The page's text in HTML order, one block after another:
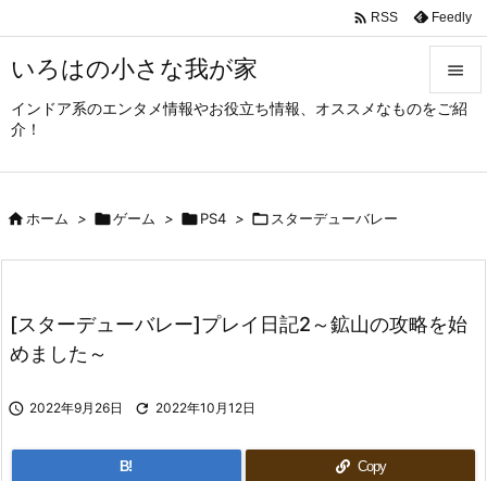
いろはの小さな我が家
インドア系のエンタメ情報やお役立ち情報、オススメなものをご紹
介！




 RSS Feedly
ホーム > ゲーム > PS4 >  スターデューバレー
[スターデューバレー]プレイ日記2～鉱山の攻略を始
めました～
 2022年9月26日  2022年10月12日
B! Copy